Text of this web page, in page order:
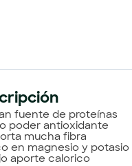
fuente de proteínas
poder antioxidante
mucha fibra
en magnesio y potasio
aporte calorico